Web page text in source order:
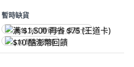
暫時缺貨
满 $1,500 再省 $75 (王道卡)
$10 酷澎幣回饋